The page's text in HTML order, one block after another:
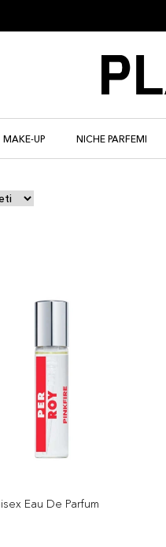
MAKE-UP NICHE PARFEMI
Eau De Parfum